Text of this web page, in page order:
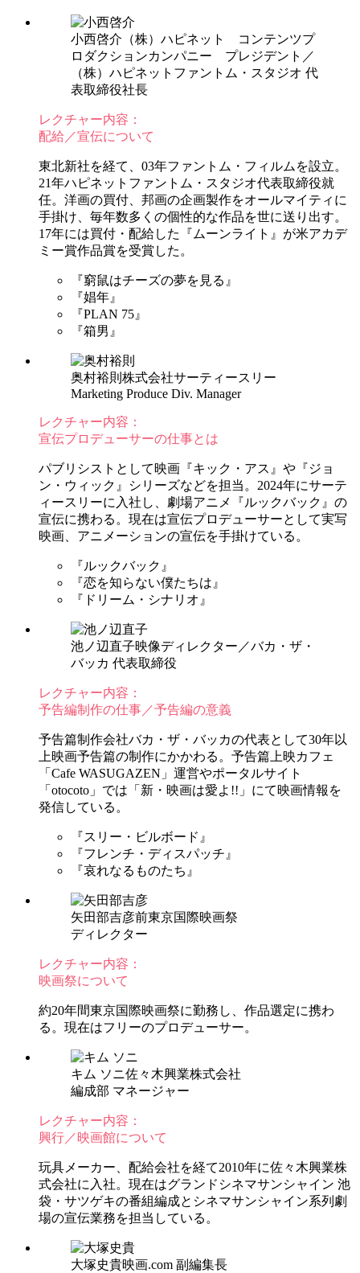
小西啓介 （株）ハピネット コンテンツプ
ロダクションカンパニー プレジデント／
（株）ハピネットファントム・スタジオ 代
表取締役社長
レクチャー内容：
配給／宣伝について
東北新社を経て、03年ファントム・フィルムを設立。
21年ハピネットファントム・スタジオ代表取締役就
任。洋画の買付、邦画の企画製作をオールマイティに
手掛け、毎年数多くの個性的な作品を世に送り出す。
17年には買付・配給した『ムーンライト』が米アカデ
ミー賞作品賞を受賞した。
『窮鼠はチーズの夢を見る』
『娼年』
『PLAN 75』
『箱男』
奥村裕則 株式会社サーティースリー
Marketing Produce Div. Manager
レクチャー内容：
宣伝プロデューサーの仕事とは
パブリシストとして映画『キック・アス』や『ジョ
ン・ウィック』シリーズなどを担当。2024年にサーテ
ィースリーに入社し、劇場アニメ『ルックバック』の
宣伝に携わる。現在は宣伝プロデューサーとして実写
映画、アニメーションの宣伝を手掛けている。
『ルックバック』
『恋を知らない僕たちは』
『ドリーム・シナリオ』
池ノ辺直子映像ディレクター／バカ・ザ・
バッカ 代表取締役
レクチャー内容：
予告編制作の仕事／予告編の意義
予告篇制作会社バカ・ザ・バッカの代表として30年以
上映画予告篇の制作にかかわる。予告篇上映カフェ
「Cafe WASUGAZEN」運営やポータルサイト
「otocoto」では「新・映画は愛よ!!」にて映画情報を
発信している。
『スリー・ビルボード』
『フレンチ・ディスパッチ』
『哀れなるものたち』
矢田部吉彦前東京国際映画祭
ディレクター
レクチャー内容：
映画祭について
約20年間東京国際映画祭に勤務し、作品選定に携わ
る。現在はフリーのプロデューサー。
キム ソニ佐々木興業株式会社
編成部 マネージャー
レクチャー内容：
興行／映画館について
玩具メーカー、配給会社を経て2010年に佐々木興業株
式会社に入社。現在はグランドシネマサンシャイン 池
袋・サツゲキの番組編成とシネマサンシャイン系列劇
場の宣伝業務を担当している。
大塚史貴映画.com 副編集長